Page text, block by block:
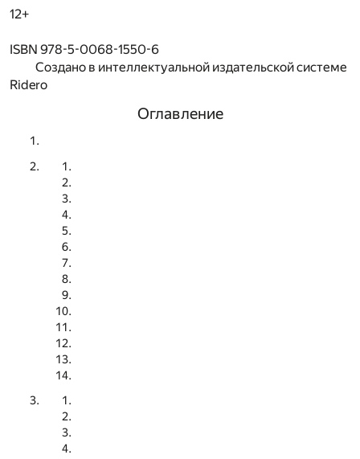
12+
ISBN 978-5-0068-1550-6
Создано в интеллектуальной издательской системе
Ridero
Оглавление